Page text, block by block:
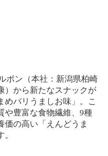
ボン（本社：新潟県柏崎
）から新たなスナックが
バリうましお味」。こ
や豊富な食物繊維、9種
価の高い「えんどうま